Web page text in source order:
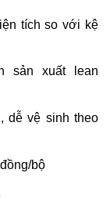
tích so với kệ
sản xuất lean
dễ vệ sinh theo
bộ